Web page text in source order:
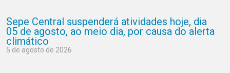
Sepe Central suspenderá atividades hoje, dia
05 de agosto, ao meio dia, por causa do alerta
climático
5 de agosto de 2026